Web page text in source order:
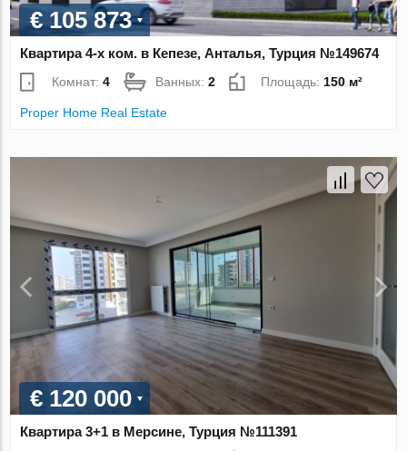
€ 105 873
Квартира 4-х ком. в Кепезе, Анталья, Турция №149674
Комнат:4 Ванных:2 Площадь: 150 м²
Proper Home Real Estate
€ 120 000
Квартира 3+1 в Мерсине, Турция №111391